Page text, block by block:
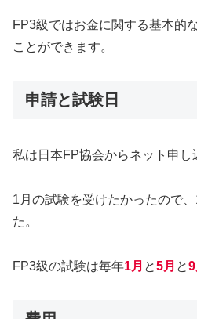
FP3級ではお金に関する基本的
ことができます。
申請と試験日
私は日本FP協会からネット申し
1月の試験を受けたかったので
た。
FP3級の試験は毎年1月 と5月 と9